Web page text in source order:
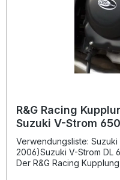
R&G Racing
Suzuki V-Strom
Verwendungsliste:
2006)Suzuki V-Strom DL
Der R&G Racing